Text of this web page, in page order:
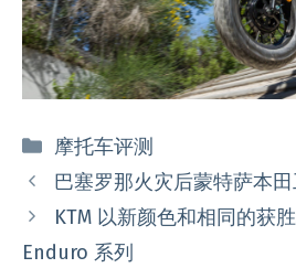
分
类
摩托车评测
巴塞罗那火灾后蒙特萨本
KTM 以新颜色和相同的获
Enduro 系列